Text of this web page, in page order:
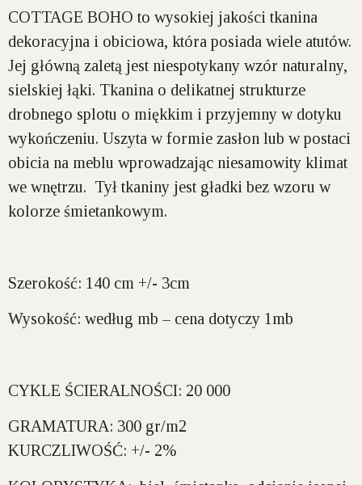
COTTAGE BOHO to wysokiej jakości tkanina
dekoracyjna i obiciowa, która posiada wiele atutów.
Jej główną zaletą jest niespotykany wzór naturalny,
sielskiej łąki. Tkanina o delikatnej strukturze
drobnego splotu o miękkim i przyjemny w dotyku
wykończeniu. Uszyta w formie zasłon lub w postaci
obicia na meblu wprowadzając niesamowity klimat
we wnętrzu. Tył tkaniny jest gładki bez wzoru w
kolorze śmietankowym.
Szerokość: 140 cm +/- 3cm
Wysokość: według mb – cena dotyczy 1mb
CYKLE ŚCIERALNOŚCI: 20 000
GRAMATURA: 300 gr/m2
KURCZLIWOŚĆ: +/- 2%